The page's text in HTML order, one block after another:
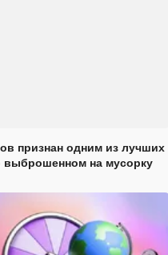
признан одним из лучших
на мусорку